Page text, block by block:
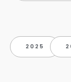
2025